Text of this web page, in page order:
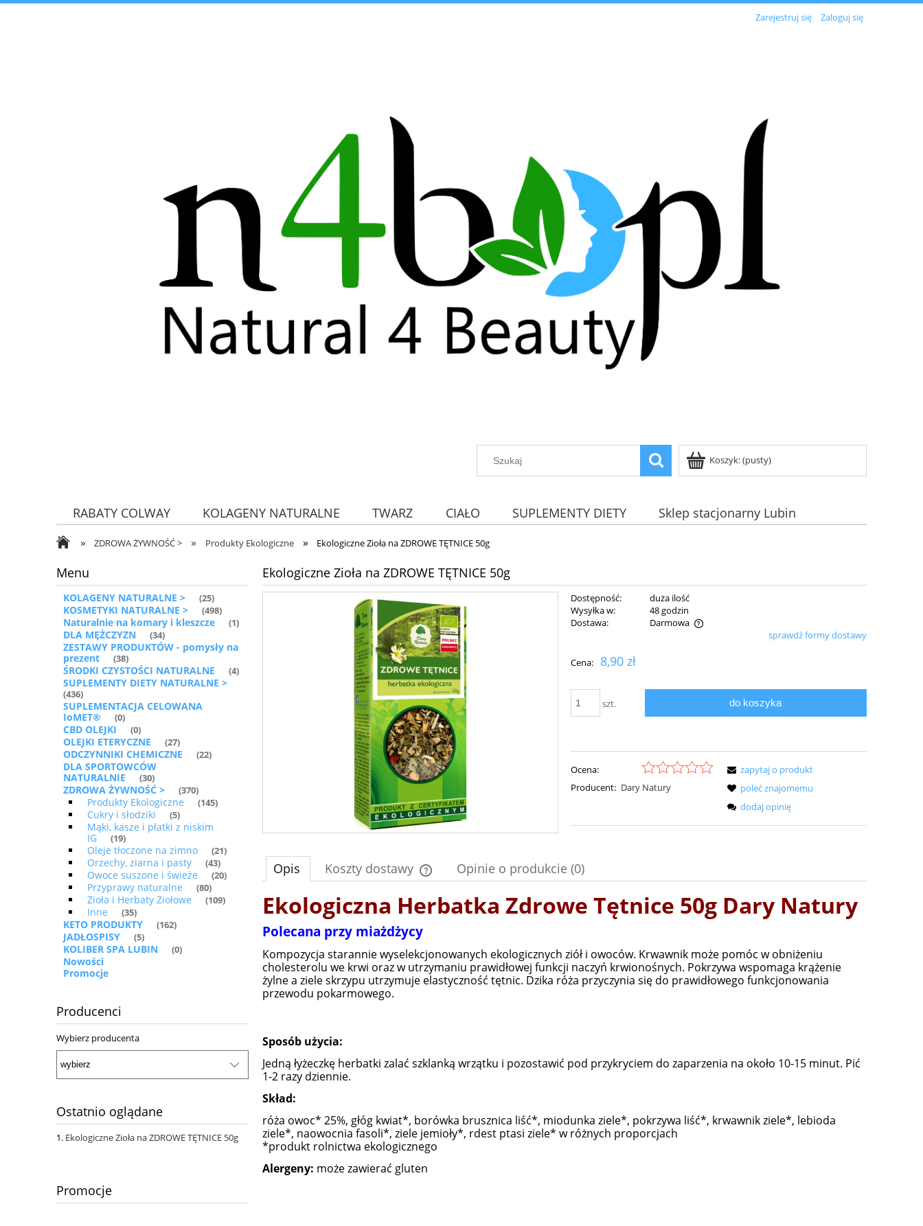
Zarejestruj się Zaloguj się
Koszyk:(pusty)
RABATY COLWAY KOLAGENY NATURALNE TWARZ CIAŁO SUPLEMENTY DIETY
Sklep stacjonarny Lubin
ZDROWA ŻYWNOŚĆ
» ZDROWA ŻYWNOŚĆ > » Produkty Ekologiczne » Ekologiczne Zioła na ZDROWE TĘTNICE 50g
Menu
KOLAGENY NATURALNE > (25)
KOSMETYKI NATURALNE > (498)
Naturalnie na komary i kleszcze (1)
DLA MĘŻCZYZN (34)
ZESTAWY PRODUKTÓW - pomysły na
prezent
(38)
ŚRODKI CZYSTOŚCI NATURALNE (4)
SUPLEMENTY DIETY NATURALNE >
(436)
SUPLEMENTACJA CELOWANA
IoMET®
(0)
CBD OLEJKI (0)
OLEJKI ETERYCZNE (27)
ODCZYNNIKI CHEMICZNE (22)
DLA SPORTOWCÓW
NATURALNIE
(30)
ZDROWA ŻYWNOŚĆ > (370)
Produkty Ekologiczne (145)
Cukry i słodziki (5)
Mąki, kasze i płatki z niskim
IG
(19)
Oleje tłoczone na zimno (21)
Orzechy, ziarna i pasty (43)
Owoce suszone i świeże (20)
Przyprawy naturalne (80)
Zioła i Herbaty Ziołowe (109)
Inne (35)
KETO PRODUKTY (162)
JADŁOSPISY (5)
KOLIBER SPA LUBIN (0)
Nowości
Promocje
Producenci
Wybierz producenta
Ostatnio oglądane
Ekologiczne Zioła na ZDROWE TĘTNICE 50g
Promocje
Ekologiczne Zioła na ZDROWE TĘTNICE 50g
Dostępność:
duża ilość
Wysyłka w:
48 godzin
Dostawa:
Darmowa
sprawdź formy dostawy
Cena: 8,90 zł
szt. do koszyka
Ocena:
Producent: Dary Natury
zapytaj o produkt
poleć znajomemu
dodaj opinię
Opis Koszty dostawy
Cena nie zawiera ewentualnych kosztów
Opinie o produkcie (0)
Ekologiczna Herbatka Zdrowe Tętnice 50g Dary Natury
Polecana przy miażdżycy
Kompozycja starannie wyselekcjonowanych ekologicznych ziół i owoców. Krwawnik może pomóc w obniżeniu
cholesterolu we krwi oraz w utrzymaniu prawidłowej funkcji naczyń krwionośnych. Pokrzywa wspomaga krążenie
żylne a ziele skrzypu utrzymuje elastyczność tętnic. Dzika róża przyczynia się do prawidłowego funkcjonowania
przewodu pokarmowego.
Sposób użycia:
Jedną łyżeczkę herbatki zalać szklanką wrzątku i pozostawić pod przykryciem do zaparzenia na około 10-15 minut. Pić
1-2 razy dziennie.
Skład:
róża owoc* 25%, głóg kwiat*, borówka brusznica liść*, miodunka ziele*, pokrzywa liść*, krwawnik ziele*, lebioda
ziele*, naowocnia fasoli*, ziele jemioły*, rdest ptasi ziele* w różnych proporcjach
*produkt rolnictwa ekologicznego
Alergeny: może zawierać gluten